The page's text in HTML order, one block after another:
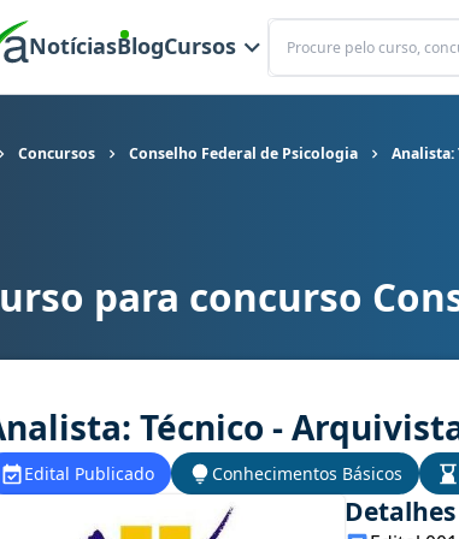
NotíciasBlogCursos
Buscar
Concursos Conselho Federal de Psicologia Analista:
concurso CFP - Conselho Federal de Psicologia
para concurso
Técnico -
Edital Publicado Conhecimentos Básicos
Detalhes